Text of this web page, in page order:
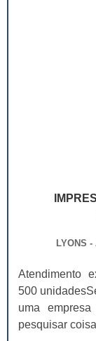
LYONS -
Atendimento
500
uma
pesquisar